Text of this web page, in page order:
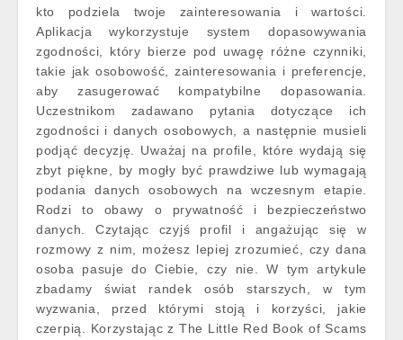
kto podziela twoje zainteresowania i wartości.
Aplikacja wykorzystuje system dopasowywania
zgodności, który bierze pod uwagę różne czynniki,
takie jak osobowość, zainteresowania i preferencje,
aby zasugerować kompatybilne dopasowania.
Uczestnikom zadawano pytania dotyczące ich
zgodności i danych osobowych, a następnie musieli
podjąć decyzję. Uważaj na profile, które wydają się
zbyt piękne, by mogły być prawdziwe lub wymagają
podania danych osobowych na wczesnym etapie.
Rodzi to obawy o prywatność i bezpieczeństwo
danych. Czytając czyjś profil i angażując się w
rozmowy z nim, możesz lepiej zrozumieć, czy dana
osoba pasuje do Ciebie, czy nie. W tym artykule
zbadamy świat randek osób starszych, w tym
wyzwania, przed którymi stoją i korzyści, jakie
czerpią. Korzystając z The Little Red Book of Scams